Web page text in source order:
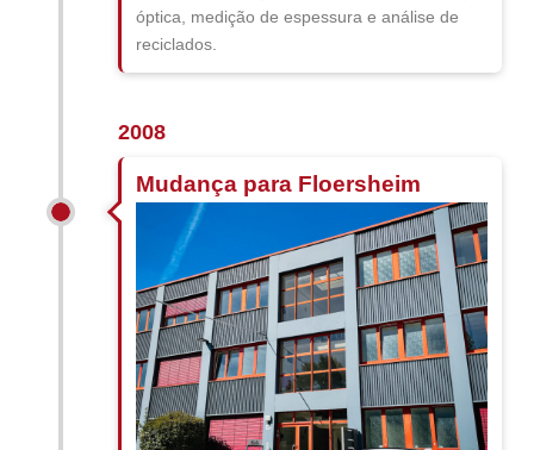
óptica, medição de espessura e análise de
reciclados.
2008
Mudança para Floersheim